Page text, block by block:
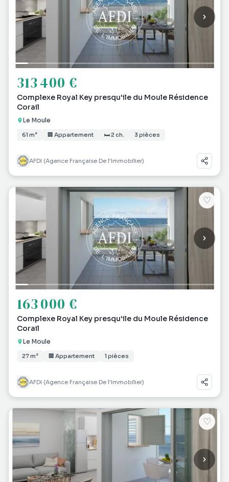
313 400 €
Complexe Royal Key presqu'ile du Moule Résidence
Corail
Le Moule
61 m² 🏢 Appartement 🛏 2 ch. 3 pièces
AFDI (Agence Française De l'Immobilier)
♡
163 000 €
Complexe Royal Key presqu'ile du Moule Résidence
Corail
Le Moule
27 m² 🏢 Appartement 1 pièces
AFDI (Agence Française De l'Immobilier)
♡